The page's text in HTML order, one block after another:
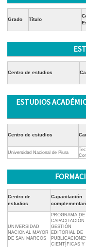
Grado Título
Centro de estudios
ESTUDIOS
Centro de estudios
Universidad Nacional de Piura
Centro de
estudios
Capacitación
UNIVERSIDAD
NACIONAL MAYOR
DE SAN MARCOS
PROGRAMA DE
CAPACITACIÓN
GESTIÓN
EDITORIAL DE
CIENTÍFICAS Y